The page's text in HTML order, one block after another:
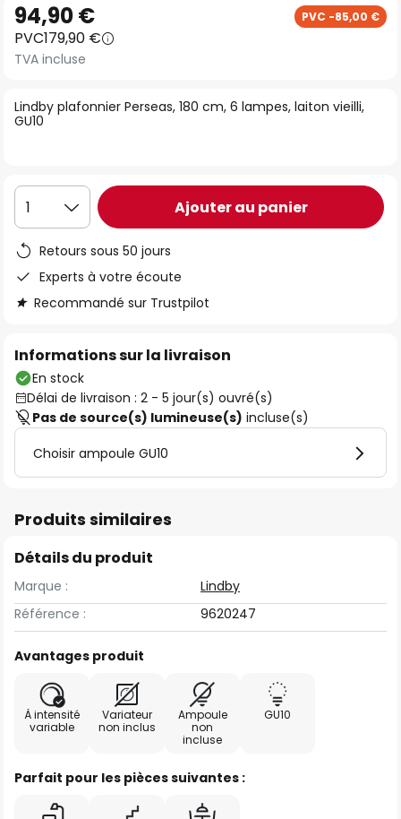
to
the
beginning
the
images
Lindby plafonnier Perseas, 180 cm, 6 lampes, laiton vieilli,
GU10
94,90 € PVC -85,00 €
PVC179,90 €
TVA incluse
1 Ajouter au panier
Retours sous 50 jours
Experts à votre écoute
Recommandé sur Trustpilot
Informations sur la livraison
En stock
Délai de livraison : 2 - 5 jour(s) ouvré(s)
Pas de source(s) lumineuse(s) incluse(s)
Choisir ampoule GU10
Produits similaires
Détails du produit
Marque :
Lindby
Référence :
9620247
Avantages produit
À intensité
variable
Variateur
non inclus
Ampoule
non
incluse
GU10
Parfait pour les pièces suivantes :